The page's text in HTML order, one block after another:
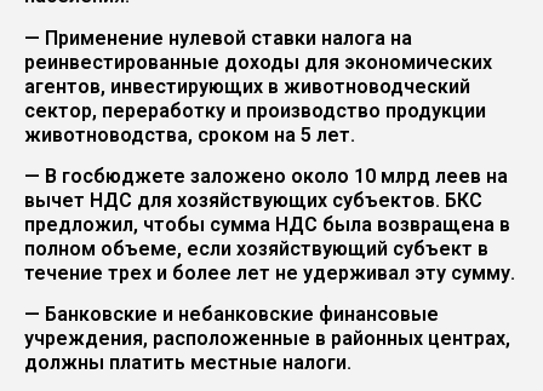
— Применение нулевой ставки налога на
реинвестированные доходы для экономических
агентов, инвестирующих в животноводческий
сектор, переработку и производство продукции
животноводства, сроком на 5 лет.
— В госбюджете заложено около 10 млрд леев на
вычет НДС для хозяйствующих субъектов. БКС
предложил, чтобы сумма НДС была возвращена в
полном объеме, если хозяйствующий субъект в
течение трех и более лет не удерживал эту сумму.
— Банковские и небанковские финансовые
учреждения, расположенные в районных центрах,
должны платить местные налоги.